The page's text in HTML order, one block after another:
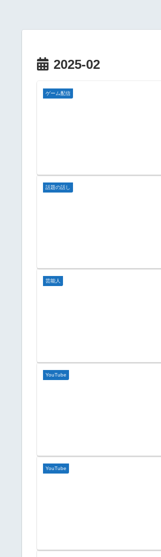
2025-02
ゲーム配信
話題の話し
芸能人
YouTube
YouTube